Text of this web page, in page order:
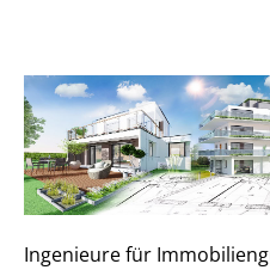
Ingenieure für